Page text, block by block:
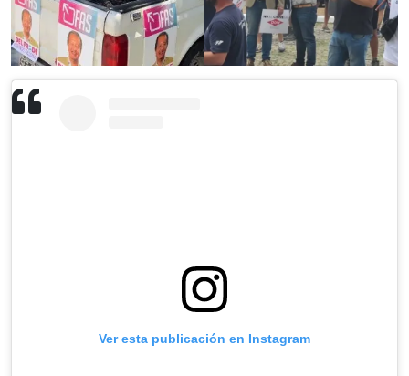
Ver esta publicación en Instagram